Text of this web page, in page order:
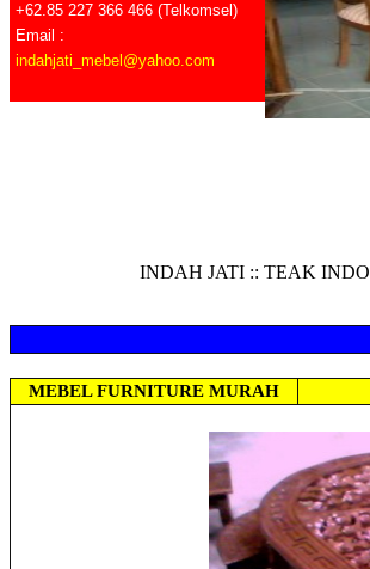
+62.85 227 366 466 (Telkomsel)
Email :
indahjati_mebel@yahoo.com
INDAH JATI :: TEAK
MEBEL FURNITURE MURAH